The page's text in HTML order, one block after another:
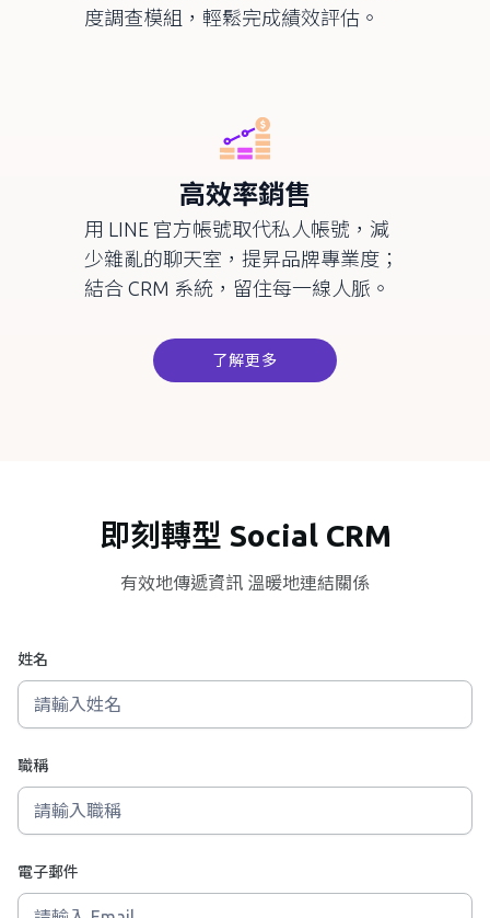
度調查模組，輕鬆完成績效評估。
高效率銷售
用 LINE 官方帳號取代私人帳號，減
少雜亂的聊天室，提昇品牌專業度；
結合CRM 系統，留住每一線人脈。
了解更多
即刻轉型 Social CRM
有效地傳遞資訊 溫暖地連結關係
姓名
職稱
電子郵件